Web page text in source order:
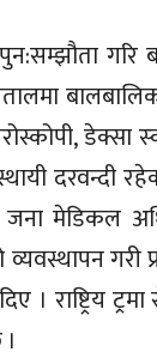
गरि
दरवन्दी
जना मेडिकल
। राष्ट्रिय